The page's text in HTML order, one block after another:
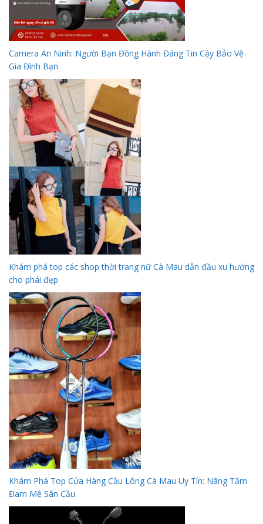
Camera An Ninh: Người Bạn Đồng Hành Đáng Tin Cậy Bảo Vệ
Gia Đình Bạn
Khám phá top các shop thời trang nữ Cà Mau dẫn đầu xu hướng
cho phái đẹp
Khám Phá Top Cửa Hàng Cầu Lông Cà Mau Uy Tín: Nâng Tầm
Đam Mê Sân Cầu